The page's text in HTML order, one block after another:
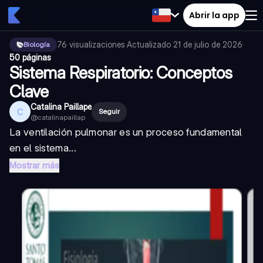
Abrir la app
Biología 76 visualizaciones·Actualizado 21 de julio de 2026·
50 páginas
Sistema Respiratorio: Conceptos
Clave
C Catalina Paillape
@catalinapaillap
Seguir
La ventilación pulmonar es un proceso fundamental
en el sistema...
Mostrar más